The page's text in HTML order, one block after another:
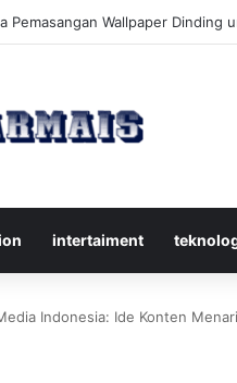
Lengkap Mengenal Dividen
intertaiment
Indonesia: Ide Konten